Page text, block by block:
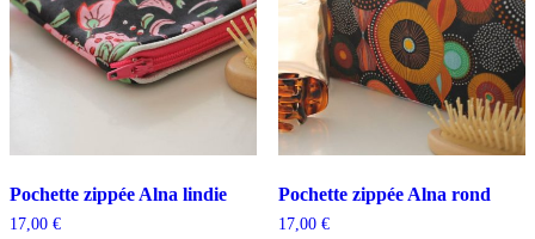
Pochette zippée Alna lindie
17,00 €
Pochette zippée Alna rond
17,00 €